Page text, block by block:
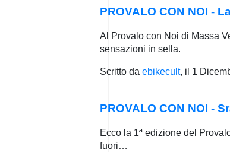
PROVALO CON NOI -
Al Provalo con Noi di Massa
sensazioni in sella.
Scritto da ebikecult, il 1
PROVALO CON NOI -
Ecco la 1ª edizione del
fuori…